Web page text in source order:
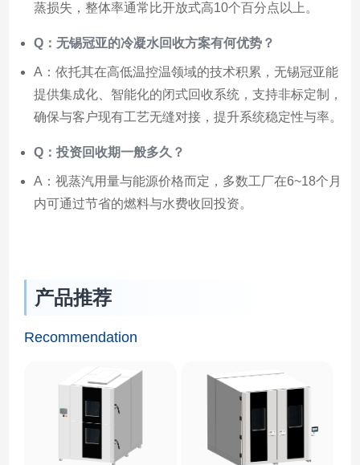
蒸损失，整体率通常比开放式高10个百分点以上。
Q：无锡冠亚的冷凝水回收方案有何优势？
A：依托其在高低温控温领域的技术积累，无锡冠亚能
提供集成化、智能化的闭式回收系统，支持非标定制，
确保与客户现有工艺无缝对接，提升系统稳定性与率。
Q：投资回收期一般多久？
A：视蒸汽用量与能源价格而定，多数工厂在6~18个月
内可通过节省的燃料与水费收回投资。
产品推荐
Recommendation